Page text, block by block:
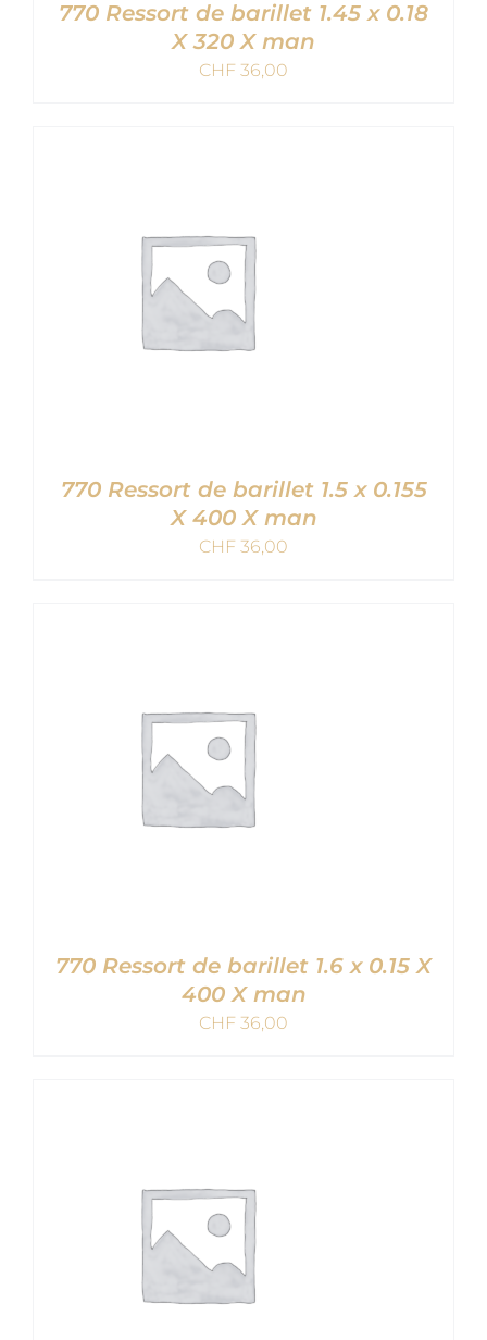
770 Ressort de barillet 1.45 x 0.18
X 320 X man
CHF 36,00
770 Ressort de barillet 1.5 x 0.155
X 400 X man
CHF 36,00
770 Ressort de barillet 1.6 x 0.15 X
400 X man
CHF 36,00